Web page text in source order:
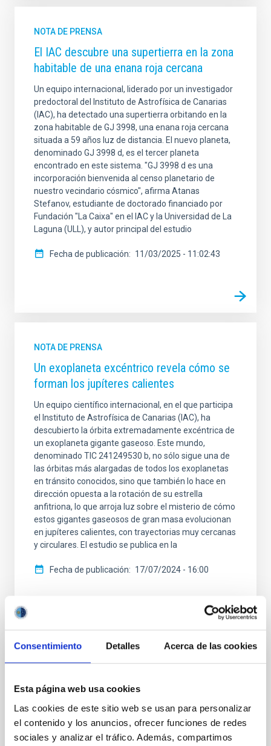
Consentimiento Detalles Acerca de las cookies
Esta página web usa cookies
Las cookies de este sitio web se usan para personalizar
el contenido y los anuncios, ofrecer funciones de redes
sociales y analizar el tráfico. Además, compartimos
NOTA DE PRENSA
El IAC descubre una supertierra en la zona
habitable de una enana roja cercana
Un equipo internacional, liderado por un investigador
predoctoral del Instituto de Astrofísica de Canarias
(IAC), ha detectado una supertierra orbitando en la
zona habitable de GJ 3998, una enana roja cercana
situada a 59 años luz de distancia. El nuevo planeta,
denominado GJ 3998 d, es el tercer planeta
encontrado en este sistema. "GJ 3998 d es una
incorporación bienvenida al censo planetario de
nuestro vecindario cósmico", afirma Atanas
Stefanov, estudiante de doctorado financiado por
Fundación "La Caixa" en el IAC y la Universidad de La
Laguna (ULL), y autor principal del estudio
Fecha de publicación 11/03/2025 - 11:02:43
NOTA DE PRENSA
Un exoplaneta excéntrico revela cómo se
forman los jupíteres calientes
Un equipo científico internacional, en el que participa
el Instituto de Astrofísica de Canarias (IAC), ha
descubierto la órbita extremadamente excéntrica de
un exoplaneta gigante gaseoso. Este mundo,
denominado TIC 241249530 b, no sólo sigue una de
las órbitas más alargadas de todos los exoplanetas
en tránsito conocidos, sino que también lo hace en
dirección opuesta a la rotación de su estrella
anfitriona, lo que arroja luz sobre el misterio de cómo
estos gigantes gaseosos de gran masa evolucionan
en jupíteres calientes, con trayectorias muy cercanas
y circulares. El estudio se publica en la
Fecha de publicación 17/07/2024 - 16:00
NOTA DE PRENSA
Observan diferencias en los amaneceres y
Gracias a observaciones realizadas con el telescopio
espacial James Webb (JWST), un equipo científico